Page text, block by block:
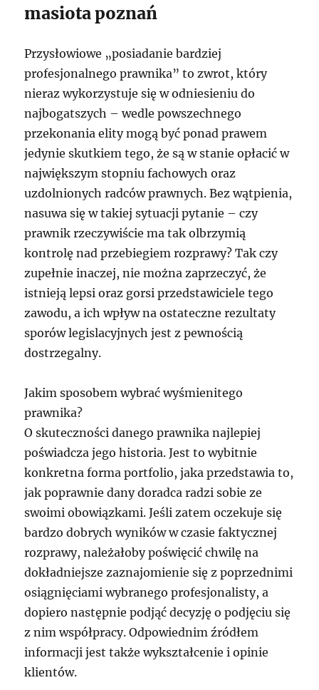
masiota poznań
Przysłowiowe „posiadanie bardziej
profesjonalnego prawnika” to zwrot, który
nieraz wykorzystuje się w odniesieniu do
najbogatszych – wedle powszechnego
przekonania elity mogą być ponad prawem
jedynie skutkiem tego, że są w stanie opłacić w
największym stopniu fachowych oraz
uzdolnionych radców prawnych. Bez wątpienia,
nasuwa się w takiej sytuacji pytanie – czy
prawnik rzeczywiście ma tak olbrzymią
kontrolę nad przebiegiem rozprawy? Tak czy
zupełnie inaczej, nie można zaprzeczyć, że
istnieją lepsi oraz gorsi przedstawiciele tego
zawodu, a ich wpływ na ostateczne rezultaty
sporów legislacyjnych jest z pewnością
dostrzegalny.
Jakim sposobem wybrać wyśmienitego
prawnika?
O skuteczności danego prawnika najlepiej
poświadcza jego historia. Jest to wybitnie
konkretna forma portfolio, jaka przedstawia to,
jak poprawnie dany doradca radzi sobie ze
swoimi obowiązkami. Jeśli zatem oczekuje się
bardzo dobrych wyników w czasie faktycznej
rozprawy, należałoby poświęcić chwilę na
dokładniejsze zaznajomienie się z poprzednimi
osiągnięciami wybranego profesjonalisty, a
dopiero następnie podjąć decyzję o podjęciu się
z nim współpracy. Odpowiednim źródłem
informacji jest także wykształcenie i opinie
klientów.